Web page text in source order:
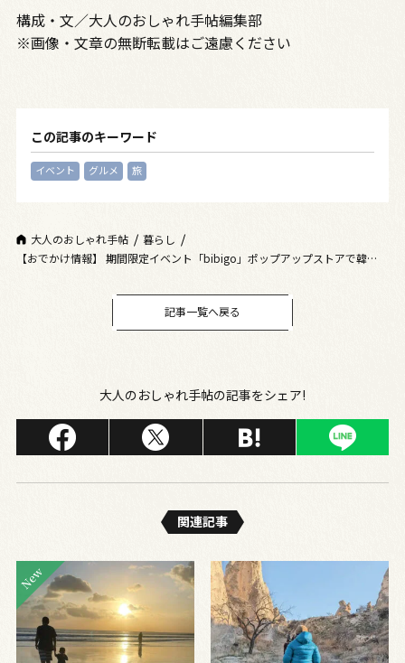
構成・文／大人のおしゃれ手帖編集部
※画像・文章の無断転載はご遠慮ください
この記事のキーワード
イベント グルメ 旅
大人のおしゃれ手帖
暮らし
【おでかけ情報】 期間限定イベント「bibigo」ポップアップストアで韓国旅
記事一覧へ戻る
大人のおしゃれ手帖の記事をシェア!
関連記事